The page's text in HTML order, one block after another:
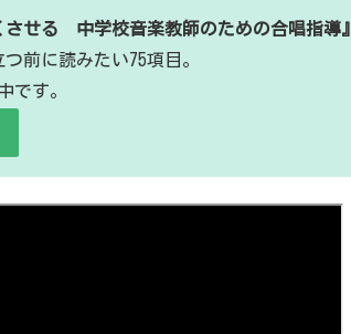
させる 中学校音楽教師のための合唱指導』
前に読みたい75項目。
です。